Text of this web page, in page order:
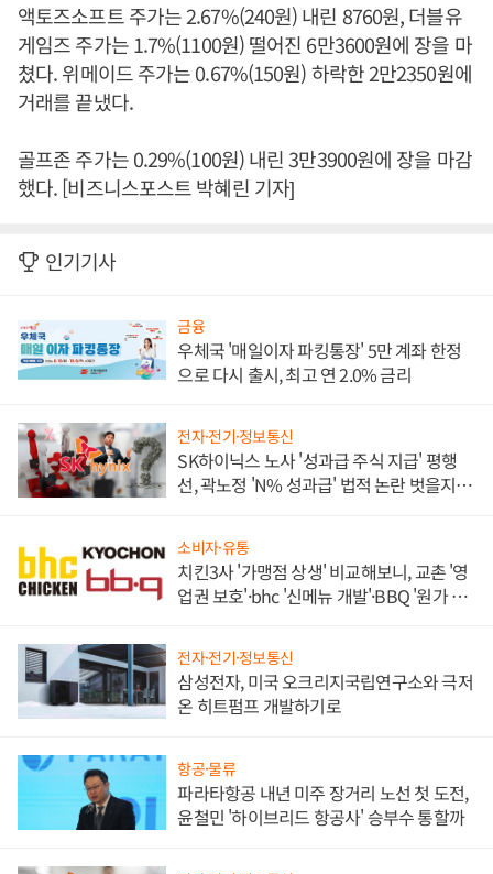
액토즈소프트 주가는 2.67%(240원) 내린 8760원, 더블유
게임즈 주가는 1.7%(1100원) 떨어진 6만3600원에 장을 마
쳤다. 위메이드 주가는 0.67%(150원) 하락한 2만2350원에
거래를 끝냈다.
골프존 주가는 0.29%(100원) 내린 3만3900원에 장을 마감
했다. [비즈니스포스트 박혜린 기자]
인기기사
금융
우체국 '매일이자 파킹통장' 5만 계좌 한정
으로 다시 출시, 최고 연 2.0% 금리
전자·전기·정보통신
SK하이닉스 노사 '성과급 주식 지급' 평행
선, 곽노정 'N% 성과급' 법적 논란 벗을지 주
소비자·유통
치킨3사 '가맹점 상생' 비교해보니, 교촌 '영
업권 보호'·bhc '신메뉴 개발'·BBQ '원가 부
전자·전기·정보통신
삼성전자, 미국 오크리지국립연구소와 극저
온 히트펌프 개발하기로
항공·물류
파라타항공 내년 미주 장거리 노선 첫 도전,
윤철민 '하이브리드 항공사' 승부수 통할까